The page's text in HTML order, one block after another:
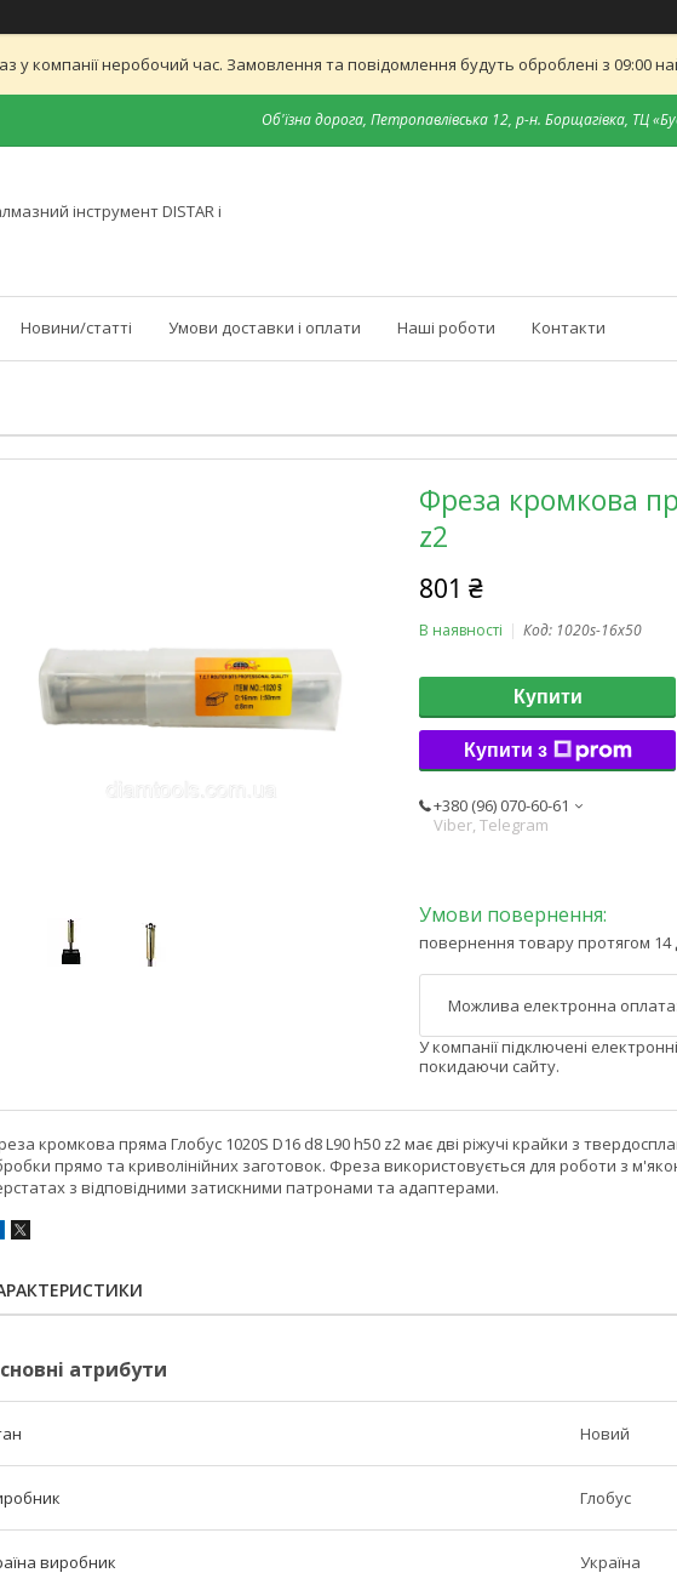
у компанії неробочий час. Замовлення та повідомлення будуть оброблені з 09:00
Об'їзна дорога, Петропавлівська 12, р-н. Борщагівка, ТЦ
інструмент DISTAR і
Новини/статті Умови доставки і оплати Наші роботи Контакти
Фреза кромкова
z2
801 ₴
В наявності Код: 1020s-16x50
Купити
Купити з
+380 (96) 070-60-61
Viber, Telegram
повернення товару протягом 14
У компанії підключені
покидаючи сайту.
кромкова пряма Глобус 1020S D16 d8 L90 h50 z2 має дві ріжучі крайки з
прямо та криволінійних заготовок. Фреза використовується для роботи з
з відповідними затискними патронами та адаптерами.
атрибути
Новий
Глобус
виробник Україна